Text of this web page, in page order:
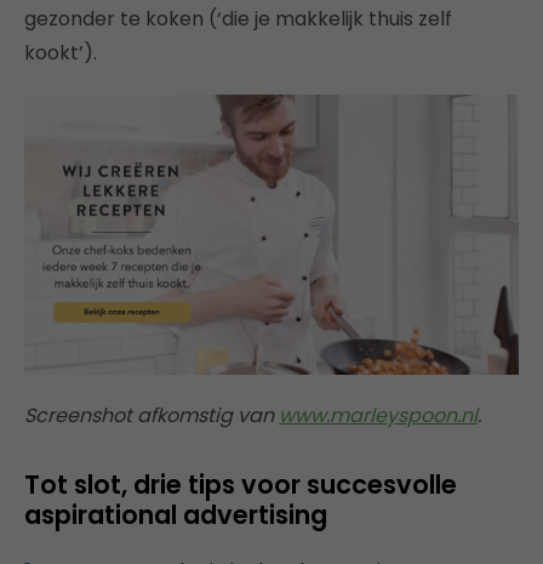
gezonder te koken (‘die je makkelijk thuis zelf
kookt’).
Screenshot afkomstig van www.marleyspoon.nl.
Tot slot, drie tips voor succesvolle
aspirational advertising